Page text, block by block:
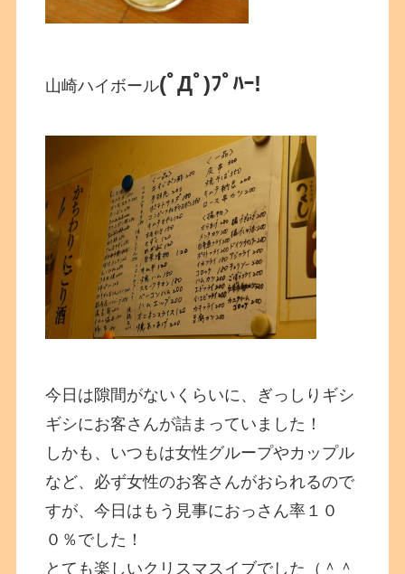
山崎ハイボール(ﾟДﾟ)ﾌﾟﾊｰ!
今日は隙間がないくらいに、ぎっしりギシ
ギシにお客さんが詰まっていました！
しかも、いつもは女性グループやカップル
など、必ず女性のお客さんがおられるので
すが、今日はもう見事におっさん率１０
０％でした！
とても楽しいクリスマスイブでした（＾＾